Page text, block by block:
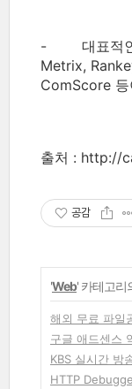
- 대표적인
Metrix,
ComScore 등
출처 : http://
공감
'Web' 카테고리
해외 무료 파일
구글 애드센스
KBS 실시간 방
HTTP